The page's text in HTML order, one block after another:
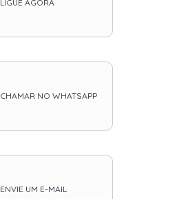
LIGUE AGORA
CHAMAR NO WHATSAPP
ENVIE UM E-MAIL